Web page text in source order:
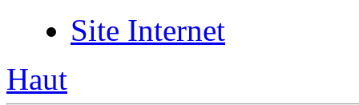
Site Internet
Haut